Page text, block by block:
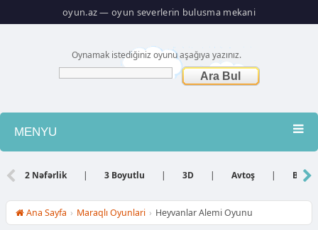
oyun.az — oyun severlerin bulusma mekani
Oynamak istediğiniz oyunu aşağıya yazınız.
MENYU
Atış
2 Nəfərlik | 3 Boyutlu | 3D | Avtoş |
Ana Sayfa › Maraqlı Oyunlari › Heyvanlar Alemi Oyunu